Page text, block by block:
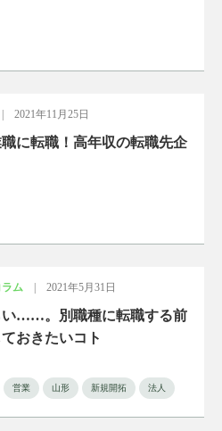
2021年11月25日
に転職！高年収の転職先企
ム 2021年5月31日
い……。別職種に転職する前
おきたいコト
営業 山形 新規開拓 法人